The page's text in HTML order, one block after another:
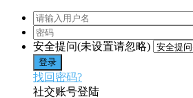
安全提问(未设置请忽略)
登录
找回密码?
社交账号登陆